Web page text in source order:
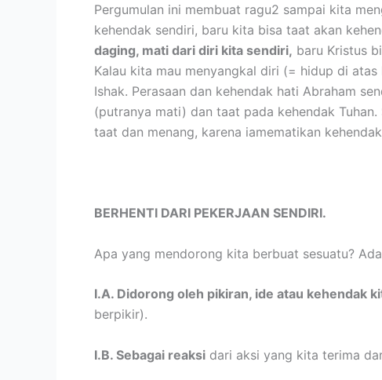
Pergumulan ini membuat ragu2 sampai kita
kehendak sendiri, baru kita bisa taat akan
daging, mati dari diri kita sendiri, baru Kristus
Kalau kita mau menyangkal diri (= hidup di
Ishak. Perasaan dan kehendak hati Abraham
(putranya mati) dan taat pada kehendak
taat dan menang, karena iamematikan
BERHENTI DARI PEKERJAAN SENDIRI.
Apa yang mendorong kita berbuat sesuatu?
I.A. Didorong oleh pikiran, ide atau kehendak
berpikir).
I.B. Sebagai reaksi dari aksi yang kita terima